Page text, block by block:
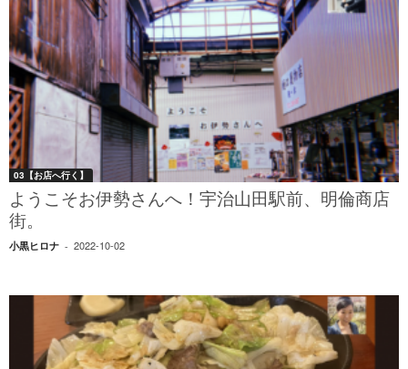
03【お店へ行く】
ようこそお伊勢さんへ！宇治山田駅前、明倫商店
街。
小黒ヒロナ - 2022-10-02